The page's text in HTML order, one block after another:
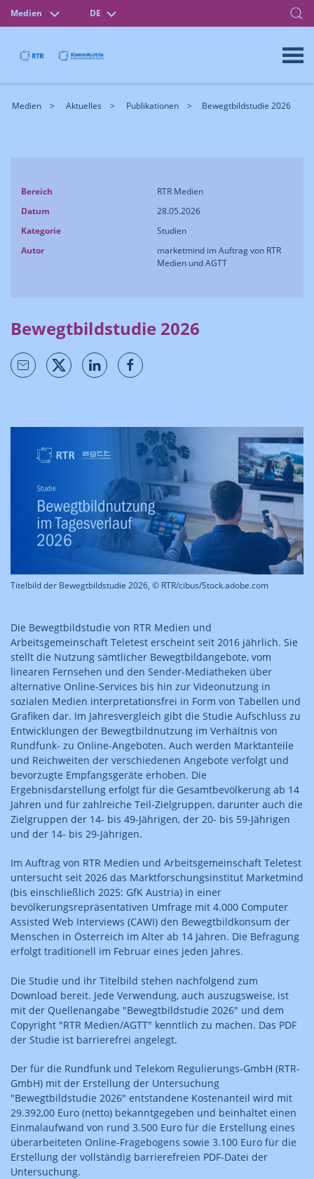
Medien DE
Medien Aktuelles Publikationen Bewegtbildstudie 2026
Bereich
RTR Medien
Datum
28.05.2026
Kategorie
Studien
Autor
marketmind im Auftrag von RTR
Medien und AGTT
Bewegtbildstudie 2026
Titelbild der Bewegtbildstudie 2026, © RTR/cibus/Stock.adobe.com
Die Bewegtbildstudie von RTR Medien und
Arbeitsgemeinschaft Teletest erscheint seit 2016 jährlich. Sie
stellt die Nutzung sämtlicher Bewegtbildangebote, vom
linearen Fernsehen und den Sender-Mediatheken über
alternative Online-Services bis hin zur Videonutzung in
sozialen Medien interpretationsfrei in Form von Tabellen und
Grafiken dar. Im Jahresvergleich gibt die Studie Aufschluss zu
Entwicklungen der Bewegtbildnutzung im Verhältnis von
Rundfunk- zu Online-Angeboten. Auch werden Marktanteile
und Reichweiten der verschiedenen Angebote verfolgt und
bevorzugte Empfangsgeräte erhoben. Die
Ergebnisdarstellung erfolgt für die Gesamtbevölkerung ab 14
Jahren und für zahlreiche Teil-Zielgruppen, darunter auch die
Zielgruppen der 14- bis 49-Jährigen, der 20- bis 59-Jährigen
und der 14- bis 29-Jährigen.
Im Auftrag von RTR Medien und Arbeitsgemeinschaft Teletest
untersucht seit 2026 das Marktforschungsinstitut Marketmind
(bis einschließlich 2025: GfK Austria) in einer
bevölkerungsrepräsentativen Umfrage mit 4.000 Computer
Assisted Web Interviews (CAWI) den Bewegtbildkonsum der
Menschen in Österreich im Alter ab 14 Jahren. Die Befragung
erfolgt traditionell im Februar eines jeden Jahres.
Die Studie und ihr Titelbild stehen nachfolgend zum
Download bereit. Jede Verwendung, auch auszugsweise, ist
mit der Quellenangabe "Bewegtbildstudie 2026" und dem
Copyright "RTR Medien/AGTT" kenntlich zu machen. Das PDF
der Studie ist barrierefrei angelegt.
Der für die Rundfunk und Telekom Regulierungs-GmbH (RTR-
GmbH) mit der Erstellung der Untersuchung
"Bewegtbildstudie 2026" entstandene Kostenanteil wird mit
29.392,00 Euro (netto) bekanntgegeben und beinhaltet einen
Einmalaufwand von rund 3.500 Euro für die Erstellung eines
überarbeiteten Online-Fragebogens sowie 3.100 Euro für die
Erstellung der vollständig barrierefreien PDF-Datei der
Untersuchung.